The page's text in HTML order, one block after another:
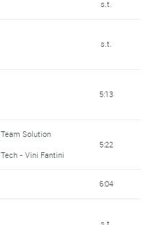
s.t.
s.t.
5:13
Team Solution
Tech - Vini Fantini
5:22
6:04